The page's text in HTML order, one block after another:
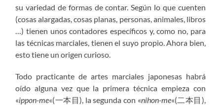
su variedad de formas de contar. Según lo que cuenten
(cosas alargadas, cosas planas, personas, animales, libros
…) tienen unos contadores específicos y, como no, para
las técnicas marciales, tienen el suyo propio. Ahora bien,
esto tiene un origen curioso.
Todo practicante de artes marciales japonesas habrá
oído alguna vez que la primera técnica empieza con
«ippon-me«(一本目), la segunda con «nihon-me«(二本目),